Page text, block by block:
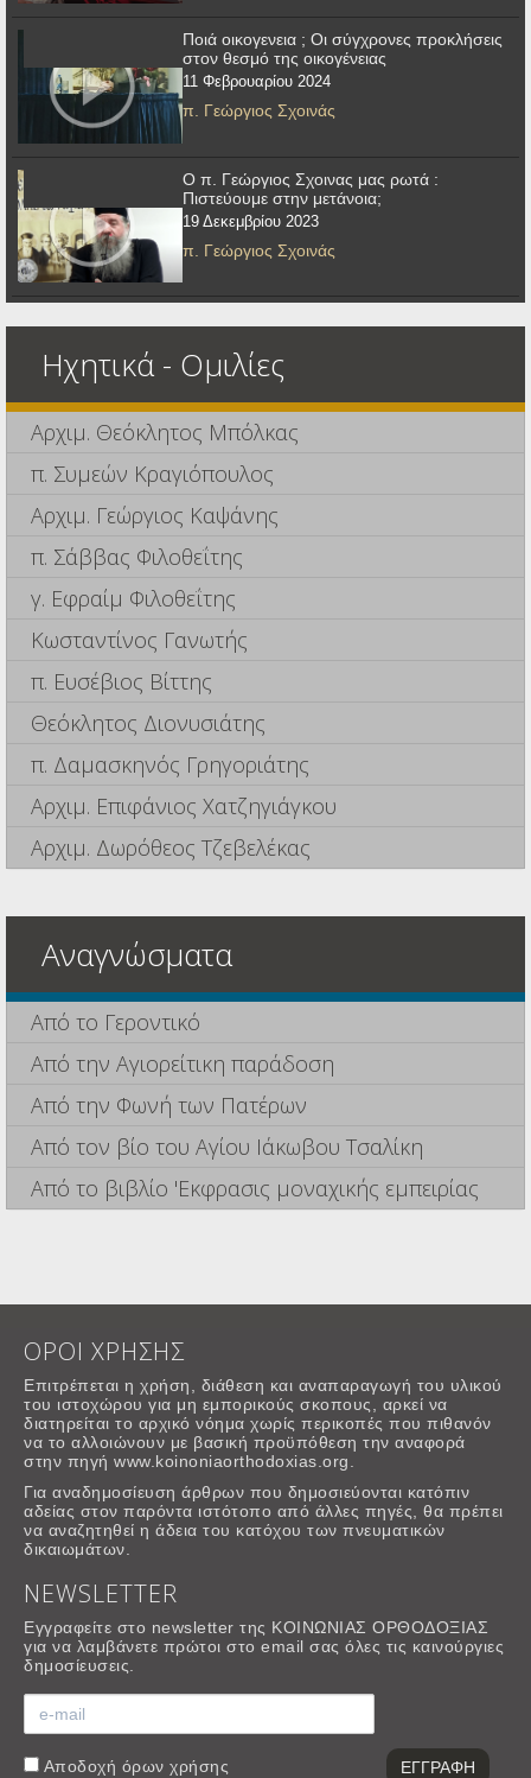
Ποιά οικογενεια ; Οι σύγχρονες προκλήσεις
στον θεσμό της οικογένειας
11 Φεβρουαρίου 2024
π. Γεώργιος Σχοινάς
Ο π. Γεώργιος Σχοινας μας ρωτά :
Πιστεύουμε στην μετάνοια;
19 Δεκεμβρίου 2023
π. Γεώργιος Σχοινάς
Ηχητικά - Ομιλίες
Αρχιμ. Θεόκλητος Μπόλκας
π. Συμεών Κραγιόπουλος
Αρχιμ. Γεώργιος Καψάνης
π. Σάββας Φιλοθεΐτης
γ. Εφραίμ Φιλοθεΐτης
Κωσταντίνος Γανωτής
π. Ευσέβιος Βίττης
Θεόκλητος Διονυσιάτης
π. Δαμασκηνός Γρηγοριάτης
Αρχιμ. Επιφάνιος Χατζηγιάγκου
Αρχιμ. Δωρόθεος Τζεβελέκας
Αναγνώσματα
Από το Γεροντικό
Από την Αγιορείτικη παράδοση
Από την Φωνή των Πατέρων
Από τον βίο του Αγίου Ιάκωβου Τσαλίκη
Από το βιβλίο 'Εκφρασις μοναχικής εμπειρίας
ΟΡΟΙ ΧΡΗΣΗΣ
Επιτρέπεται η χρήση, διάθεση και αναπαραγωγή του υλικού
του ιστοχώρου για μη εμπορικούς σκοπους, αρκεί να
διατηρείται το αρχικό νόημα χωρίς περικοπές που πιθανόν
να το αλλοιώνουν με βασική προϋπόθεση την αναφορά
στην πηγή www.koinoniaorthodoxias.org.
Για αναδημοσίευση άρθρων που δημοσιεύονται κατόπιν
αδείας στον παρόντα ιστότοπο από άλλες πηγές, θα πρέπει
να αναζητηθεί η άδεια του κατόχου των πνευματικών
δικαιωμάτων.
NEWSLETTER
Εγγραφείτε στο newsletter της ΚΟΙΝΩΝΙΑΣ ΟΡΘΟΔΟΞΙΑΣ
για να λαμβάνετε πρώτοι στο email σας όλες τις καινούργιες
δημοσίευσεις.
Αποδοχή όρων χρήσης